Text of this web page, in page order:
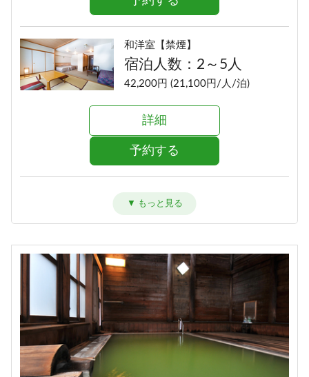
和洋室【禁煙】
宿泊人数：2～5人
42,200円 (21,100円/人/泊)
詳細
予約する
予約する
特別室【禁煙】